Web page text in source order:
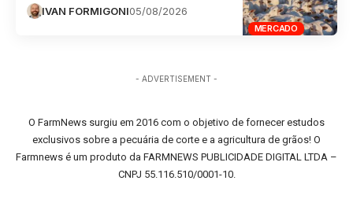
MERCADO
IVAN FORMIGONI05/08/2026
- ADVERTISEMENT -
O FarmNews surgiu em 2016 com o objetivo de fornecer estudos
exclusivos sobre a pecuária de corte e a agricultura de grãos! O
Farmnews é um produto da FARMNEWS PUBLICIDADE DIGITAL LTDA –
CNPJ 55.116.510/0001-10.